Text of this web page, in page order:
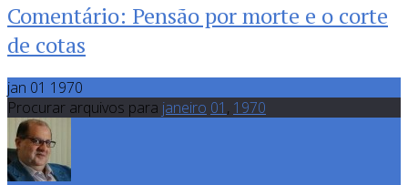
Comentário: Pensão por morte e o corte
de cotas
jan 01 1970
Procurar arquivos para janeiro 01 , 1970